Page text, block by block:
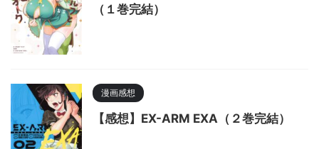
（１巻完結）
漫画感想
【感想】EX-ARM EXA（２巻完結）